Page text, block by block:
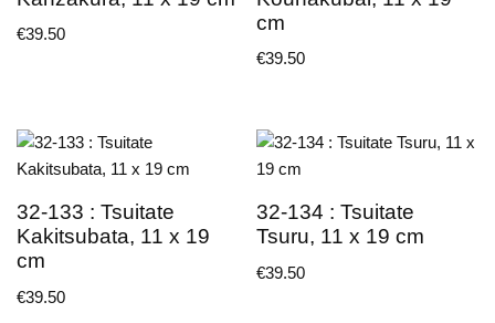
€39.50
cm
€39.50
32-133 : Tsuitate
Kakitsubata, 11 x 19
cm
€39.50
32-134 : Tsuitate
Tsuru, 11 x 19 cm
€39.50